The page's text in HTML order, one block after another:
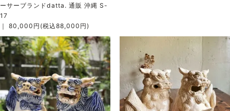
ーサーブランドdatta. 通販 沖縄 S-
17
｜ 80,000円(税込88,000円)